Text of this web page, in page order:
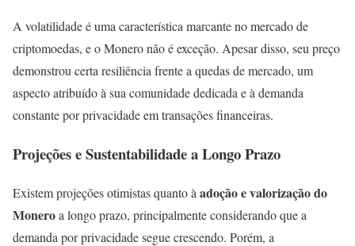
A volatilidade é uma característica marcante no mercado de
criptomoedas, e o Monero não é exceção. Apesar disso, seu preço
demonstrou certa resiliência frente a quedas de mercado, um
aspecto atribuído à sua comunidade dedicada e à demanda
constante por privacidade em transações financeiras.
Projeções e Sustentabilidade a Longo Prazo
Existem projeções otimistas quanto à adoção e valorização do
Moneroa longo prazo, principalmente considerando que a
demanda por privacidade segue crescendo. Porém, a